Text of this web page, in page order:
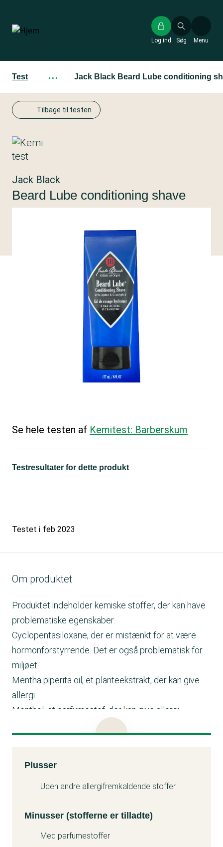
hovedindhold
Søg
Log ind Menu
Test ··· Jack Black Beard Lube conditioning
Tilbage til testen
Jack Black
Beard Lube conditioning shave
Se hele testen af Kemitest: Barberskum
Testresultater for dette produkt
Testet i feb 2023
Om produktet
Produktet indeholder kemiske stoffer, der kan have
problematiske egenskaber.
Cyclopentasiloxane, der er mistænkt for at være
hormonforstyrrende. Det er også problematisk for
miljøet.
Mentha piperita oil, et planteekstrakt, der kan give
allergi.
Menthol, et parfumestof, der kan give allergi.
Eucalyptus globulus leaf/twig oil, et planteekstrakt,
kan også være problematisk for miljøet.
Kemitest
Plusser
Uden andre allergifremkaldende stoffer
Minusser (stofferne er tilladte)
Med parfumestoffer